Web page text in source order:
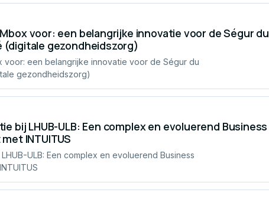
voor: een belangrijke innovatie voor de Ségur du
(digitale gezondheidszorg)
voor: een belangrijke innovatie voor de Ségur du
gezondheidszorg)
bij LHUB-ULB: Een complex en evoluerend Business
INTUITUS
ULB: Een complex en evoluerend Business